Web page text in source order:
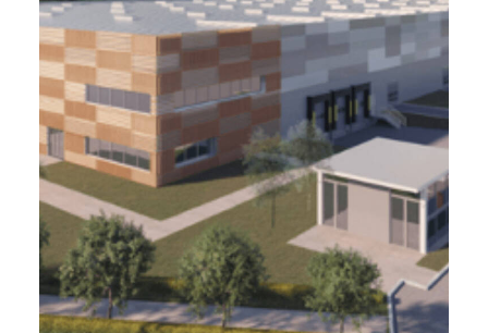
(95)
24 000 m2 - 2021
Restructuration d’une plateforme logistique
Due Diligence et AMO CPI
Vectura